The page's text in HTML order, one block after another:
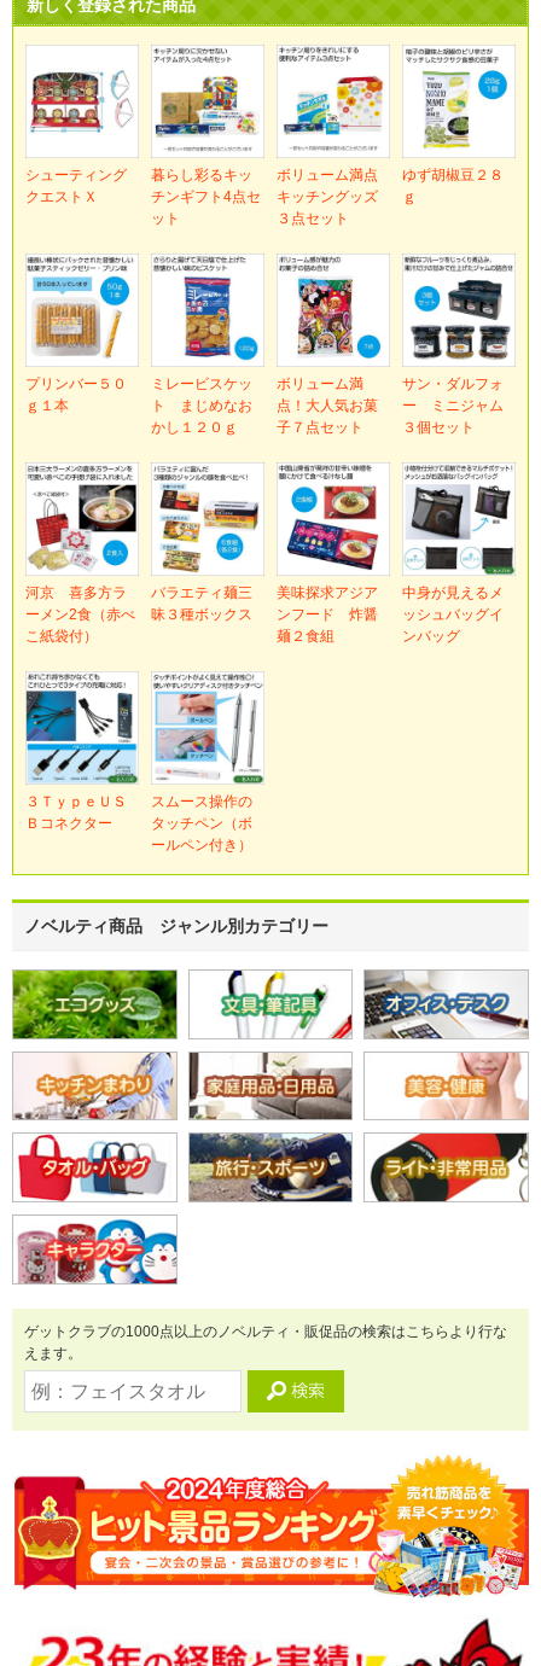
新しく登録された商品
シューティング
クエストＸ
暮らし彩るキッ
チンギフト4点セ
ット
ボリューム満点
キッチングッズ
３点セット
ゆず胡椒豆２８
ｇ
プリンバー５０
ｇ１本
ミレービスケッ
ト まじめなお
かし１２０ｇ
ボリューム満
点！大人気お菓
子７点セット
サン・ダルフォ
ー ミニジャム
３個セット
河京 喜多方ラ
ーメン2食（赤べ
こ紙袋付）
バラエティ麺三
昧３種ボックス
美味探求アジア
ンフード 炸醤
麺２食組
中身が見えるメ
ッシュバッグイ
ンバッグ
３ＴｙｐｅＵＳ
Ｂコネクター
スムース操作の
タッチペン（ボ
ールペン付き）
ノベルティ商品 ジャンル別カテゴリー
ゲットクラブの1000点以上のノベルティ・販促品の検索はこちらより行な
えます。